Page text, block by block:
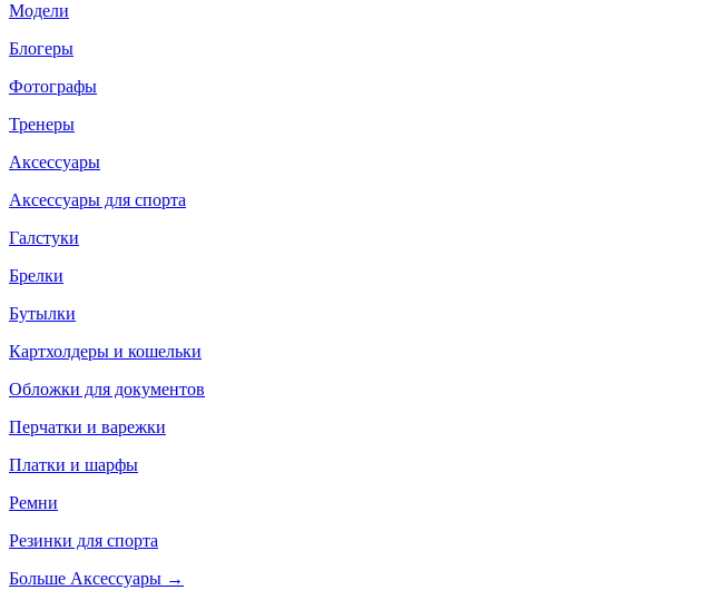
Модели
Блогеры
Фотографы
Тренеры
Аксессуары
Аксессуары для спорта
Галстуки
Брелки
Бутылки
Картхолдеры и кошельки
Обложки для документов
Перчатки и варежки
Платки и шарфы
Ремни
Резинки для спорта
Больше Аксессуары →